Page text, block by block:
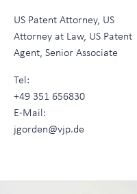
US Patent Attorney, US
Attorney at Law, US Patent
Agent, Senior Associate
Tel:
+49 351 656830
E-Mail:
jgorden@vjp.de